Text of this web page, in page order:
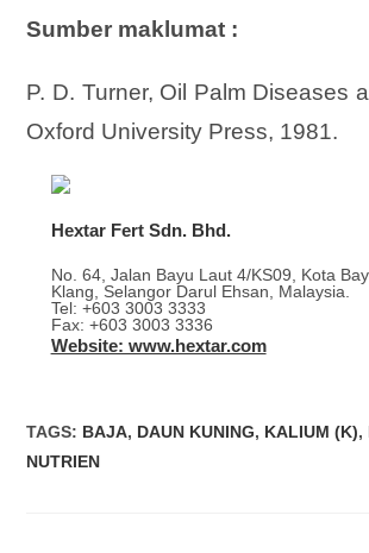
Sumber maklumat :
P. D. Turner, Oil Palm Diseases
Oxford University Press, 1981.
Hextar Fert Sdn. Bhd.
No. 64, Jalan Bayu Laut 4/KS09, Kota
Klang, Selangor Darul Ehsan, Malaysia.
Tel: +603 3003 3333
Fax: +603 3003 3336
Website: www.hextar.com
TAGS: BAJA, DAUN KUNING, KALIUM (K),
NUTRIEN